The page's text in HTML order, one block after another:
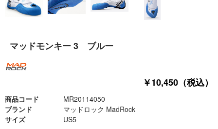
マッドモンキー 3 ブルー
￥10,450（税込）
商品コード
MR20114050
ブランド
マッドロック MadRock
サイズ
US5